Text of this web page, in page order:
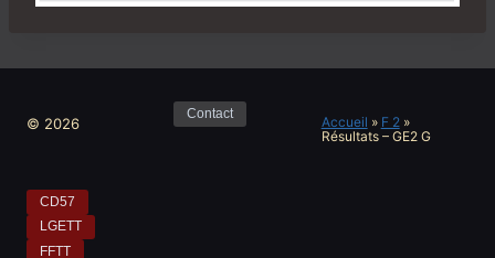
© 2026
Contact
Accueil » F 2 »
Résultats – GE2 G
CD57
LGETT
FFTT